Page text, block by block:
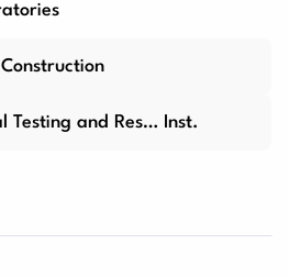
Testing and Res… Inst.